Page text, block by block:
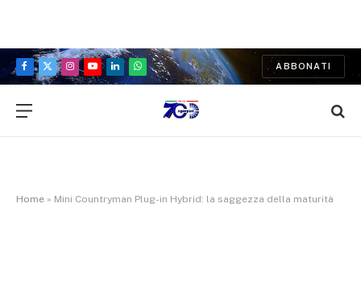
Facebook
X
Instagram
YouTubeLinkedInWhatsApp
ABBONATI
Home » Mini Countryman Plug-in Hybrid: la saggezza della maturità